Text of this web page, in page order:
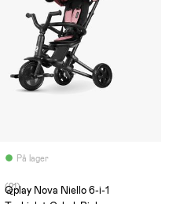
På lager
(21)
Qplay Nova Niello 6-i-1